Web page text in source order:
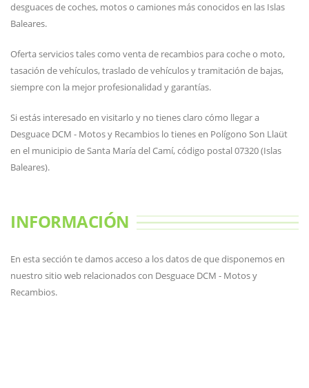
desguaces de coches, motos o camiones más conocidos en las Islas
Baleares.
Oferta servicios tales como venta de recambios para coche o moto,
tasación de vehículos, traslado de vehículos y tramitación de bajas,
siempre con la mejor profesionalidad y garantías.
Si estás interesado en visitarlo y no tienes claro cómo llegar a
Desguace DCM - Motos y Recambios lo tienes en Polígono Son Llaüt
en el municipio de Santa María del Camí, código postal 07320 (Islas
Baleares).
INFORMACIÓN
En esta sección te damos acceso a los datos de que disponemos en
nuestro sitio web relacionados con Desguace DCM - Motos y
Recambios.